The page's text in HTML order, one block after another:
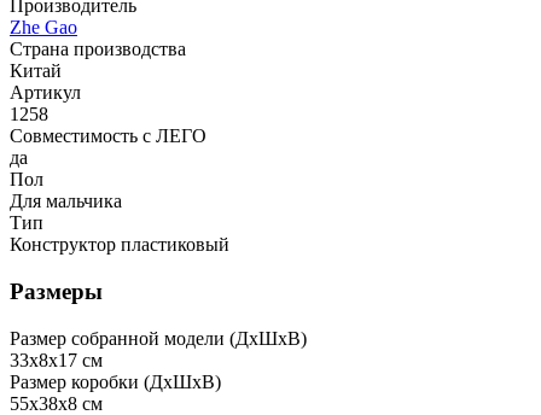
Производитель
Zhe Gao
Страна производства
Китай
Артикул
1258
Совместимость с ЛЕГО
да
Пол
Для мальчика
Тип
Конструктор пластиковый
Размеры
Размер собранной модели (ДxШxВ)
33x8x17 см
Размер коробки (ДxШxВ)
55x38x8 см